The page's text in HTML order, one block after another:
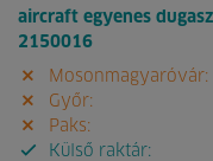
aircraft egyenes
2150016
Mosonmagyaróvár:
Győr:
Paks:
Külső raktár: